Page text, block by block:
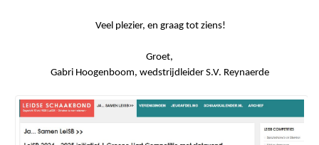
Veel plezier, en graag tot ziens!
Groet,
Gabri Hoogenboom, wedstrijdleider S.V. Reynaerde